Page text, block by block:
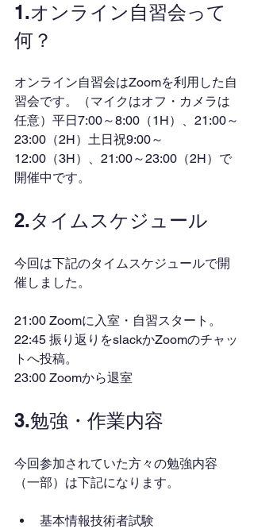
1.オンライン自習会って
何？
オンライン自習会はZoomを利用した自
習会です。（マイクはオフ・カメラは
任意）平日7:00～8:00（1H）、21:00～
23:00（2H）土日祝9:00～
12:00（3H）、21:00～23:00（2H）で
開催中です。
2.タイムスケジュール
今回は下記のタイムスケジュールで開
催しました。
21:00 Zoomに入室・自習スタート。
22:45 振り返りをslackかZoomのチャッ
トへ投稿。
23:00 Zoomから退室
3.勉強・作業内容
今回参加されていた方々の勉強内容
（一部）は下記になります。
基本情報技術者試験